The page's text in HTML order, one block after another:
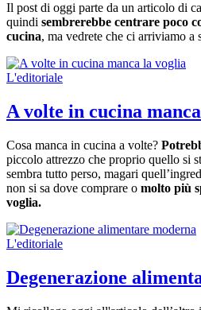
Il post di oggi parte da un articolo di
quindi sembrerebbe centrare poco
cucina, ma vedrete che ci arriviamo a
L'editoriale
A volte in cucina
Cosa manca in cucina a volte?
piccolo attrezzo che proprio quello si
sembra tutto perso, magari
non si sa dove comprare o molto più
voglia.
L'editoriale
Degenerazione